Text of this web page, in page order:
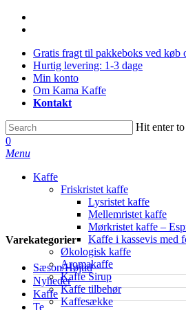
Skip
contentGratis fragt til pakkeboks ved køb
Hurtig levering: 1-3 dage
Min konto
Om Kama Kaffe
Kontakt
Hit enter
Close
Search
0
Menu
Kaffe
Friskristet kaffe
Lysristet kaffe
Mellemristet kaffe
Mørkristet kaffe –
Kaffe i kassevis med
Økologisk kaffe
Aromakaffe
Kaffe Sirup
Kaffe tilbehør
Kaffesække
Varekategorier
Sæson/Højtid
Nyheder
Kaffe
Te